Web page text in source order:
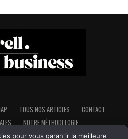
TOUS NOS ARTICLES
CONTACT
NOTRE MÉTHODOLOGIE
pour vous garantir la meilleure